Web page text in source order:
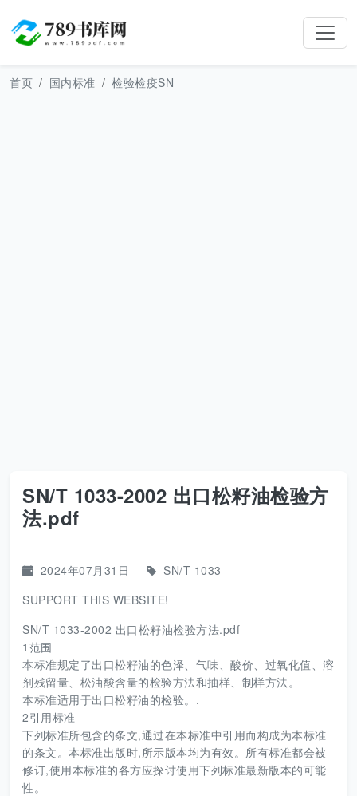
首页 国内标准 检验检疫SN
SN/T 1033-2002 出口松籽油检验方
法.pdf
2024年07月31日
SN/T 1033
SUPPORT THIS WEBSITE!
SN/T 1033-2002 出口松籽油检验方法.pdf
1范围
本标准规定了出口松籽油的色泽、气味、酸价、过氧化值、溶
剂残留量、松油酸含量的检验方法和抽样、制样方法。
本标准适用于出口松籽油的检验。.
2引用标准
下列标准所包含的条文,通过在本标准中引用而构成为本标准
的条文。本标准出版时,所示版本均为有效。所有标准都会被
修订,使用本标准的各方应探讨使用下列标准最新版本的可能
性。